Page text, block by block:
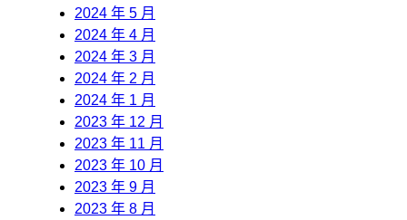
2024 年 5 月
2024 年 4 月
2024 年 3 月
2024 年 2 月
2024 年 1 月
2023 年 12 月
2023 年 11 月
2023 年 10 月
2023 年 9 月
2023 年 8 月